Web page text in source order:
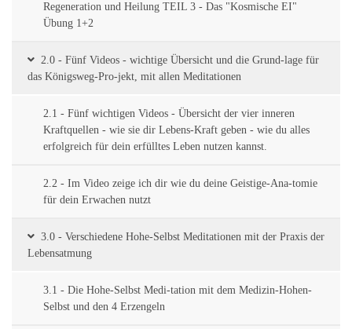
Regeneration und Heilung TEIL 3 - Das "Kosmische EI"
Übung 1+2
2.0 - Fünf Videos - wichtige Übersicht und die Grund-lage für
das Königsweg-Pro-jekt, mit allen Meditationen
2.1 - Fünf wichtigen Videos - Übersicht der vier inneren
Kraftquellen - wie sie dir Lebens-Kraft geben - wie du alles
erfolgreich für dein erfülltes Leben nutzen kannst.
2.2 - Im Video zeige ich dir wie du deine Geistige-Ana-tomie
für dein Erwachen nutzt
3.0 - Verschiedene Hohe-Selbst Meditationen mit der Praxis der
Lebensatmung
3.1 - Die Hohe-Selbst Medi-tation mit dem Medizin-Hohen-
Selbst und den 4 Erzengeln